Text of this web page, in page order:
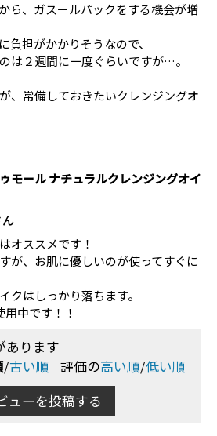
ら、ガスールパックをする機会が増
負担がかかりそうなので、
は２週間に一度ぐらいですが…。
、常備しておきたいクレンジングオ
モール ナチュラルクレンジングオイ
オススメです！
が、お肌に優しいのが使ってすぐに
クはしっかり落ちます。
中です！！
あります
/古い順 評価の高い順/低い順
ューを投稿する